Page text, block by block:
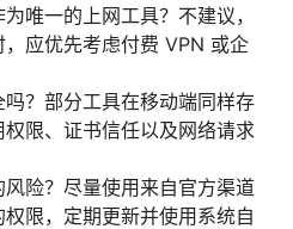
唯一的上网工具？不建议，
应优先考虑付费 VPN 或企
？部分工具在移动端同样存
限、证书信任以及网络请求
险？尽量使用来自官方渠道
限，定期更新并使用系统自